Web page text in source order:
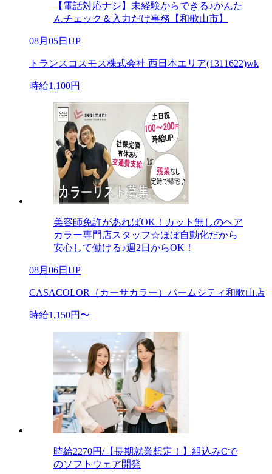
【電話対応ナシ】未経験からできる♪かんた
んチェック＆入力だけ事務【和歌山市】
08月05日UP
トランスコスモス株式会社 西日本エリア(1311622)wk
時給1,100円
美容師免許があればOK！カット無しのヘア
カラー専門店スタッフ☆ほぼ自動化だから
安心して働ける♪週2日からOK！
08月06日UP
CASACOLOR（カーサカラー）パームシティ和歌山店
時給1,150円〜
時給2270円/【長期就業想定！】組込みCで
のソフトウェア開発